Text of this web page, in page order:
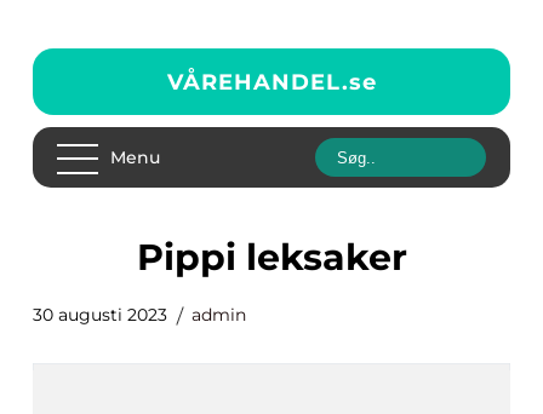
VÅREHANDEL.se
Menu
pippi leksaker
30 augusti 2023 admin